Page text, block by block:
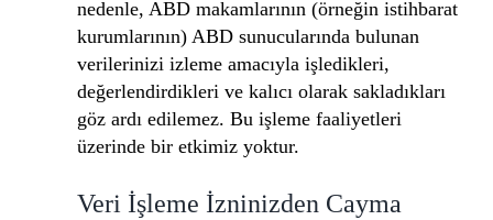
nedenle, ABD makamlarının (örneğin istihbarat
kurumlarının) ABD sunucularında bulunan
verilerinizi izleme amacıyla işledikleri,
değerlendirdikleri ve kalıcı olarak sakladıkları
göz ardı edilemez. Bu işleme faaliyetleri
üzerinde bir etkimiz yoktur.
Veri İşleme İzninizden Cayma